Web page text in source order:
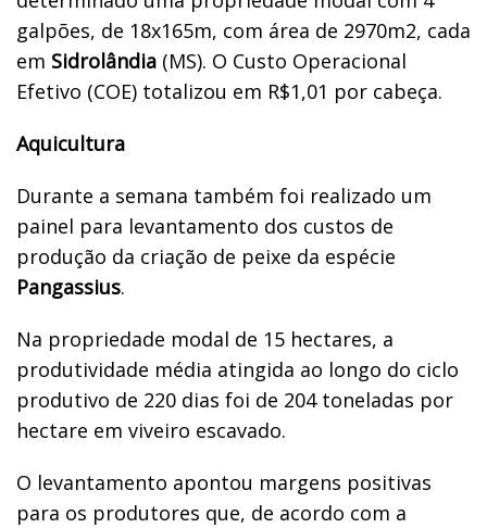
galpões, de 18x165m, com área de 2970m2, cada
em Sidrolândia (MS). O Custo Operacional
Efetivo (COE) totalizou em R$1,01 por cabeça.
Aquicultura
Durante a semana também foi realizado um
painel para levantamento dos custos de
produção da criação de peixe da espécie
Pangassius.
Na propriedade modal de 15 hectares, a
produtividade média atingida ao longo do ciclo
produtivo de 220 dias foi de 204 toneladas por
hectare em viveiro escavado.
O levantamento apontou margens positivas
para os produtores que, de acordo com a